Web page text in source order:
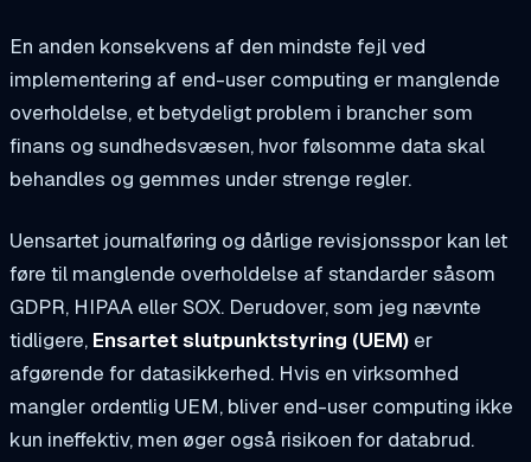
En anden konsekvens af den mindste fejl ved
implementering af end-user computing er manglende
overholdelse, et betydeligt problem i brancher som
finans og sundhedsvæsen, hvor følsomme data skal
behandles og gemmes under strenge regler.
Uensartet journalføring og dårlige revisjonsspor kan let
føre til manglende overholdelse af standarder såsom
GDPR, HIPAA eller SOX. Derudover, som jeg nævnte
tidligere, Ensartet slutpunktstyring (UEM) er
afgørende for datasikkerhed. Hvis en virksomhed
mangler ordentlig UEM, bliver end-user computing ikke
kun ineffektiv, men øger også risikoen for databrud.